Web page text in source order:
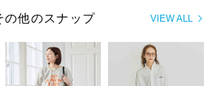
VIEW ALL
の他のスナップ